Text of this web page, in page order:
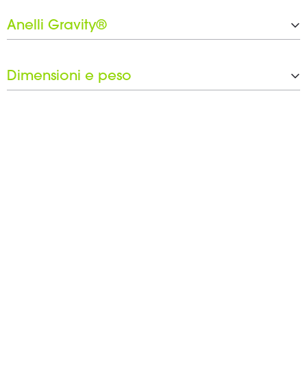
Anelli Gravity®
Set di anelli neri incluso
Dimensioni e peso